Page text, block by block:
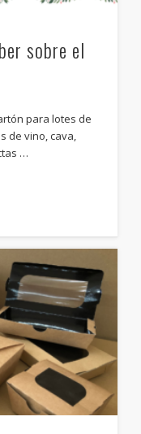
sobre el
para lotes de
de vino, cava,
…